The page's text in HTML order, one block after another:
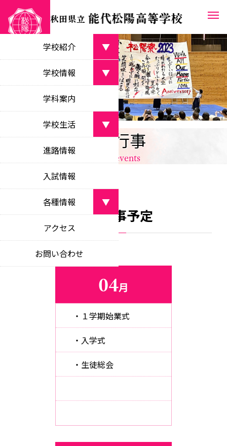
学校紹介
▼
学校長あいさつ
学校目標
objectives
沿革
school history
校名・校章・校歌等
about the school
学校情報
▼
学校案内パンフレット
教育課程
curriculum
校時表
class schedule
学校いじめ防止
bullying prevention
教育理念
educational philosophy
中期ビジョン
学科案内
学校生活
▼
部活動
学校行事
school events
生徒会活動
student council activities
特色ある教育活動
unique educational opportunities
進路情報
入試情報
各種情報
▼
新着情報
お知らせ
notices
certificate applications
入札情報
competitive bidding information
alumni community
アクセス
お問い合わせ
学校行事
school events
月間行事予定
04月
・１学期始業式
・入学式
・生徒総会